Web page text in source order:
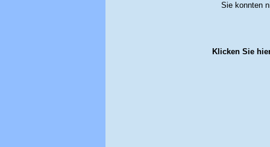
Sie konnten
Klicken Sie